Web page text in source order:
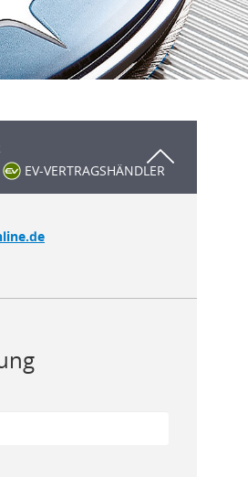
EV-VERTRAGSHÄNDLER